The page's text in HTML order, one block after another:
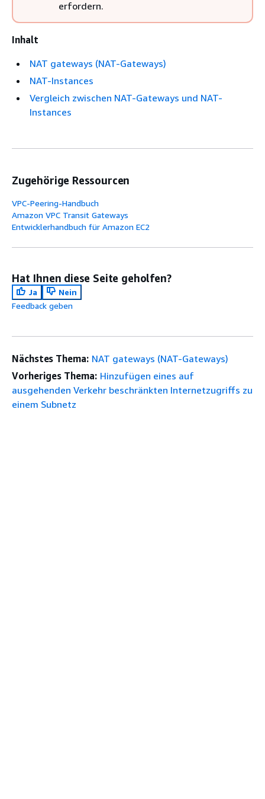
erfordern.
Inhalt
NAT gateways (NAT-Gateways)
NAT-Instances
Vergleich zwischen NAT-Gateways und NAT-
Instances
Zugehörige Ressourcen
VPC-Peering-Handbuch
Amazon VPC Transit Gateways
Entwicklerhandbuch für Amazon EC2
Hat Ihnen diese Seite geholfen?
Ja
Nein
Feedback geben
Nächstes Thema: NAT gateways (NAT-Gateways)
Vorheriges Thema: Hinzufügen eines auf
ausgehenden Verkehr beschränkten Internetzugriffs zu
einem Subnetz